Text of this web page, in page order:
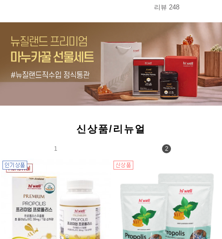
리뷰 248
신상품/리뉴얼
1 2